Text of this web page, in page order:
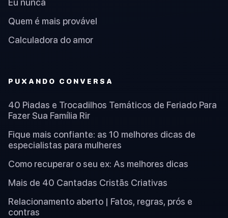
Quem é mais provável
Calculadora do amor
PUXANDO CONVERSA
40 Piadas e Trocadilhos Temáticos de Feriado Para
Fazer Sua Família Rir
Fique mais confiante: as 10 melhores dicas de
especialistas para mulheres
Como recuperar o seu ex: As melhores dicas
Mais de 40 Cantadas Cristãs Criativas
Relacionamento aberto | Fatos, regras, prós e
contras